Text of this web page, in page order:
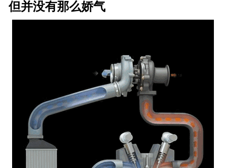
但并没有那么娇气